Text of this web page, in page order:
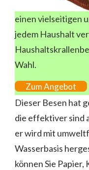
einen vielseitigen
jedem Haushalt
Wahl.
Zum Angebot
Dieser Besen hat
die effektiver sind
er wird mit
Wasserbasis
können Sie